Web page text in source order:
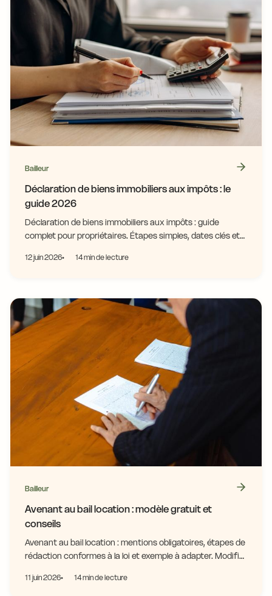
Bailleur
Déclaration de biens immobiliers aux impôts : le
guide 2026
Déclaration de biens immobiliers aux impôts : guide
complet pour propriétaires. Étapes simples, dates clés et
12 juin 2026 14 min de lecture
Bailleur
Avenant au bail location : modèle gratuit et
conseils
Avenant au bail location : mentions obligatoires, étapes de
rédaction conformes à la loi et exemple à adapter. Modifie
11 juin 2026 14 min de lecture